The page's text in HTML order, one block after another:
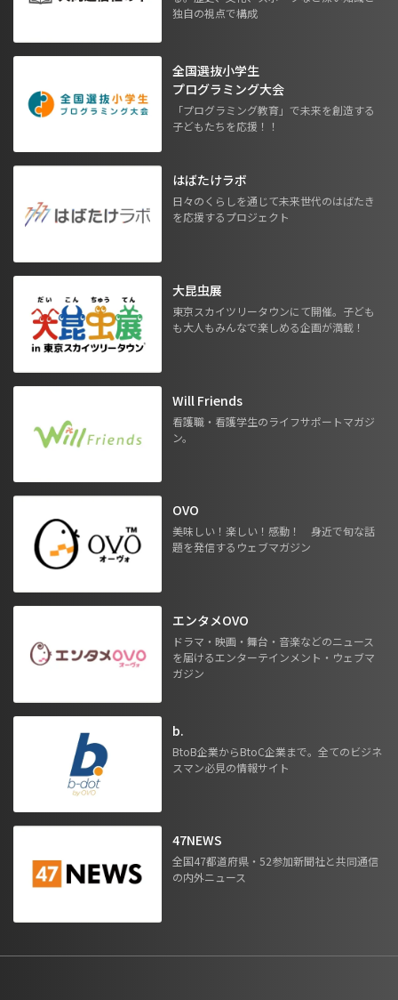
独自の視点で構成
全国選抜小学生
プログラミング大会
「プログラミング教育」で未来を創造する
子どもたちを応援！！
はばたけラボ
日々のくらしを通じて未来世代のはばたき
を応援するプロジェクト
大昆虫展
東京スカイツリータウンにて開催。子ども
も大人もみんなで楽しめる企画が満載！
Will Friends
看護職・看護学生のライフサポートマガジ
ン。
OVO
美味しい！楽しい！感動！ 身近で旬な話
題を発信するウェブマガジン
エンタメOVO
ドラマ・映画・舞台・音楽などのニュース
を届けるエンターテインメント・ウェブマ
ガジン
b.
BtoB企業からBtoC企業まで。全てのビジネ
スマン必見の情報サイト
47NEWS
全国47都道府県・52参加新聞社と共同通信
の内外ニュース